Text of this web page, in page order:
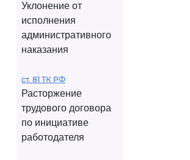
Уклонение от
исполнения
административного
наказания
ст. 81 ТК РФ
Расторжение
трудового договора
по инициативе
работодателя